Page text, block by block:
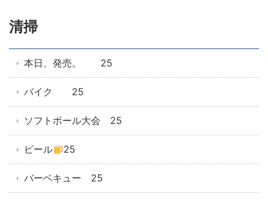
清掃
本日、発売。 25
バイク 25
ソフトボール大会 25
ビール 25
バーベキュー 25